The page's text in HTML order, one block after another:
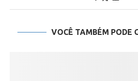
VOCÊ TAMBÉM PODE